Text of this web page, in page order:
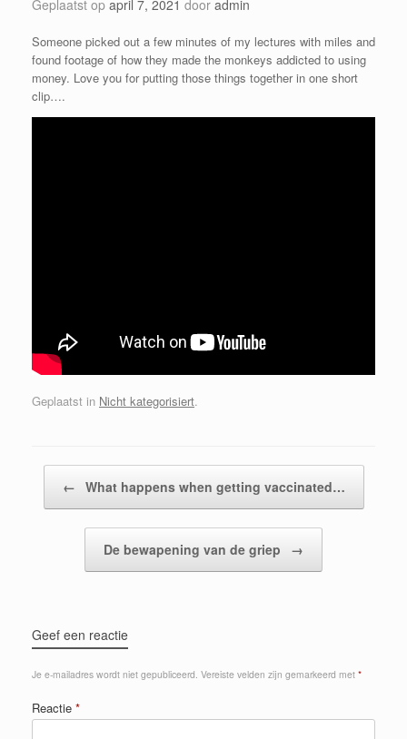
Geplaatst op april 7, 2021 door admin
Someone picked out a few minutes of my lectures with miles and
found footage of how they made the monkeys addicted to using
money. Love you for putting those things together in one short
clip….
Geplaatst in Nicht kategorisiert.
← What happens when getting vaccinated…
De bewapening van de griep →
Geef een reactie
Je e-mailadres wordt niet gepubliceerd. Vereiste velden zijn gemarkeerd met *
Reactie *